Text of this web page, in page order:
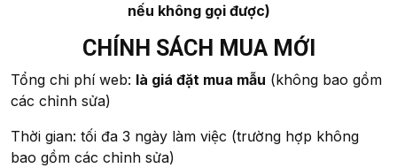
nếu không gọi được)
CHÍNH SÁCH MUA MỚI
Tổng chi phí web: là giá đặt mua mẫu (không bao gồm
các chỉnh sửa)
Thời gian: tối đa 3 ngày làm việc (trường hợp không
bao gồm các chỉnh sửa)